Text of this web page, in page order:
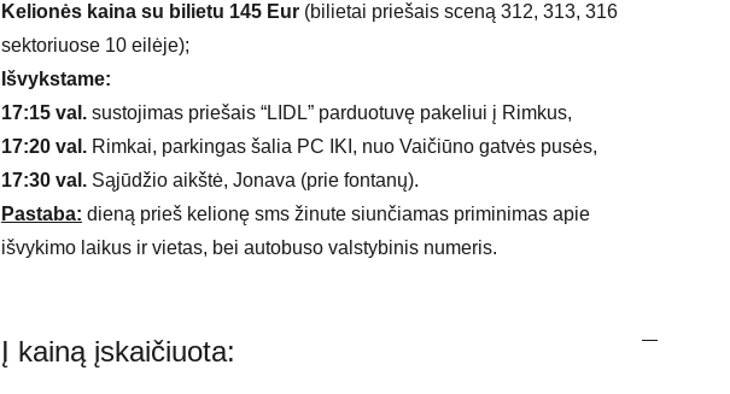
Kelionės kaina su bilietu 145 Eur (bilietai priešais sceną 312, 313, 316
sektoriuose 10 eilėje);
Išvykstame:
17:15 val. sustojimas priešais “LIDL” parduotuvę pakeliui į Rimkus,
17:20 val. Rimkai, parkingas šalia PC IKI, nuo Vaičiūno gatvės pusės,
17:30 val. Sąjūdžio aikštė, Jonava (prie fontanų).
Pastaba: dieną prieš kelionę sms žinute siunčiamas priminimas apie
išvykimo laikus ir vietas, bei autobuso valstybinis numeris.
Į kainą įskaičiuota: